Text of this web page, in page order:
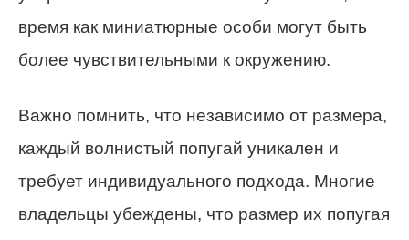
время как миниатюрные особи могут быть
более чувствительными к окружению.
Важно помнить, что независимо от размера,
каждый волнистый попугай уникален и
требует индивидуального подхода. Многие
владельцы убеждены, что размер их попугая